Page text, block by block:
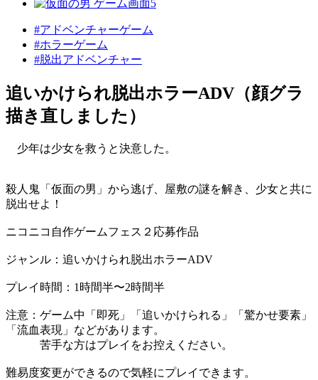
#アドベンチャーゲーム
#ホラーゲーム
#脱出アドベンチャー
追いかけられ脱出ホラーADV（顔グラ
描き直しました）
少年は少女を救うと決意した。
殺人鬼「仮面の男」から逃げ、屋敷の謎を解き、少女と共に
脱出せよ！
ニコニコ自作ゲームフェス２応募作品
ジャンル：追いかけられ脱出ホラーADV
プレイ時間：1時間半〜2時間半
注意：ゲーム中「即死」「追いかけられる」「驚かせ要素」
「流血表現」などがあります。
苦手な方はプレイをお控えください。
難易度変更ができるので気軽にプレイできます。